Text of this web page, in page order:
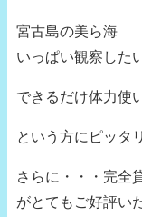
宮古島の美ら海
いっぱい観察した
できるだけ体力使
という方にピッタ
さらに・・・完全
がとてもご好評い